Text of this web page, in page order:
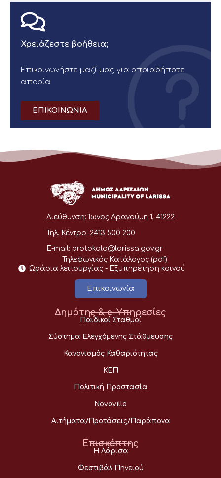
Χρειάζεστε βοήθεια;
Επικοινωνήστε μαζί μας για οποιαδήποτε
απορία
ΕΠΙΚΟΙΝΩΝΙΑ
Διεύθυνση: Ίωνος Δραγούμη 1, 41222
Τηλ. Κέντρο: 2413 500 200
E-mail: protokolo@larissa.gov.gr
Τηλεφωνικός Κατάλογος (pdf)
Ωράρια λειτουργίας - Eξυπηρέτηση κοινού
Επικοινωνία
Δημότης & e-Υπηρεσίες
Παιδικοί Σταθμοί
Σύστημα Ελεγχόμενης Στάθμευσης
Κανονισμός Καθαριότητας
ΚΕΠ
Πολιτική Προστασία
Novoville
Αιτήματα/Προτάσεις/Παράπονα
Επισκέπτης
Η Λάρισα
Φεστιβάλ Πηνειού